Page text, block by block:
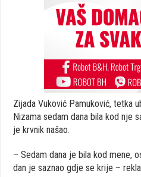
Zijada Vuković Pamuković, tetka
Nizama sedam dana bila kod nje
je krvnik našao.
– Sedam dana je bila kod mene,
dan je saznao gdje se krije –